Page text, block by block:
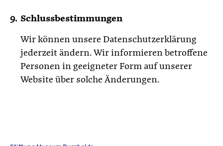
Schlussbestimmungen
Wir können unsere Datenschutzerklärung
jederzeit ändern. Wir informieren betroffene
Personen in geeigneter Form auf unserer
Website über solche Änderungen.